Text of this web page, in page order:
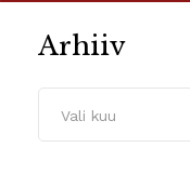
Arhiiv
Vali kuu